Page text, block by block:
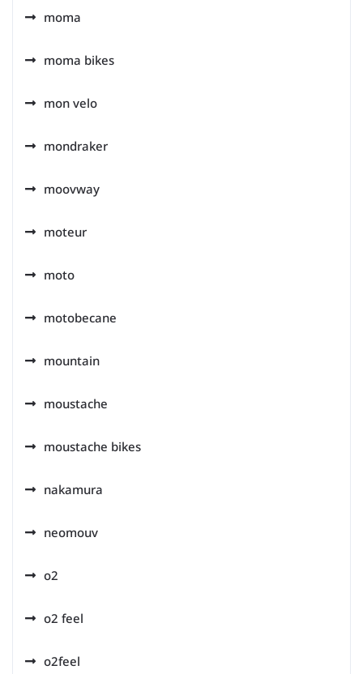
moma
moma bikes
mon velo
mondraker
moovway
moteur
moto
motobecane
mountain
moustache
moustache bikes
nakamura
neomouv
o2
o2 feel
o2feel